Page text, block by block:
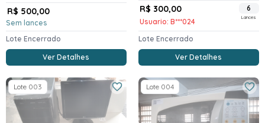
R$ 500,00
Sem lances
Lote Encerrado
Ver Detalhes
R$ 300,00
Usuario: B***024
6
Lances
Lote Encerrado
Ver Detalhes
Lote 003 Lote 004